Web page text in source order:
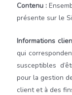
Contenu :
présente sur le
Informations
qui
susceptibles
pour la gestion
client et à des